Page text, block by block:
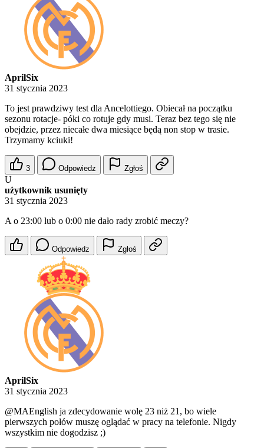
AprilSix
31 stycznia 2023
To jest prawdziwy test dla Ancelottiego. Obiecał na początku
sezonu rotacje- póki co rotuje gdy musi. Teraz bez tego się nie
obejdzie, przez niecałe dwa miesiące będą non stop w trasie.
Trzymamy kciuki!
3 Odpowiedz Zgłoś
U
użytkownik usunięty
31 stycznia 2023
A o 23:00 lub o 0:00 nie dało rady zrobić meczy?
Odpowiedz Zgłoś
AprilSix
31 stycznia 2023
@MAEnglish ja zdecydowanie wolę 23 niż 21, bo wiele
pierwszych połów muszę oglądać w pracy na telefonie. Nigdy
wszystkim nie dogodzisz ;)